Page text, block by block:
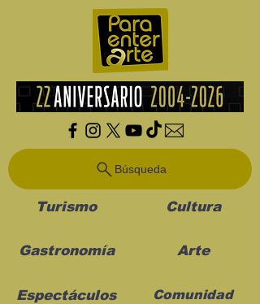
Búsqueda
Turismo Cultura
Gastronomía Arte
Espectáculos Comunidad